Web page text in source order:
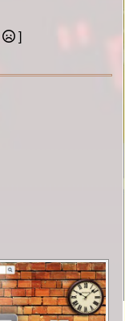
]